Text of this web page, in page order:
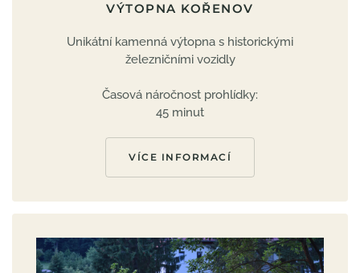
VÝTOPNA KOŘENOV
Unikátní kamenná výtopna s historickými
železničními vozidly
Časová náročnost prohlídky:
45 minut
VÍCE INFORMACÍ